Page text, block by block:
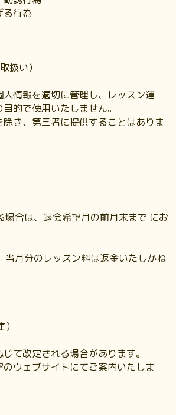
る行為
扱い）
情報を適切に管理し、レッスン運
的で使用いたしません。
き、第三者に提供することはありま
場合は、退会希望月の前月末まで にお
当月分のレッスン料は返金いたしかね
て改定される場合があります。
ウェブサイトにてご案内いたしま